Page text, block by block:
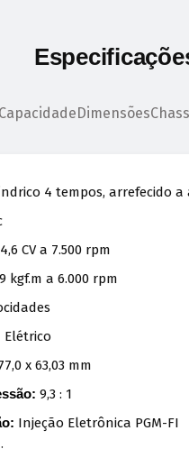
CapacidadeDimensões
4 tempos, arrefecido a
CV a 7.500 rpm
kgf.m a 6.000 rpm
Elétrico
x 63,03 mm
9,3 : 1
Injeção Eletrônica PGM-FI